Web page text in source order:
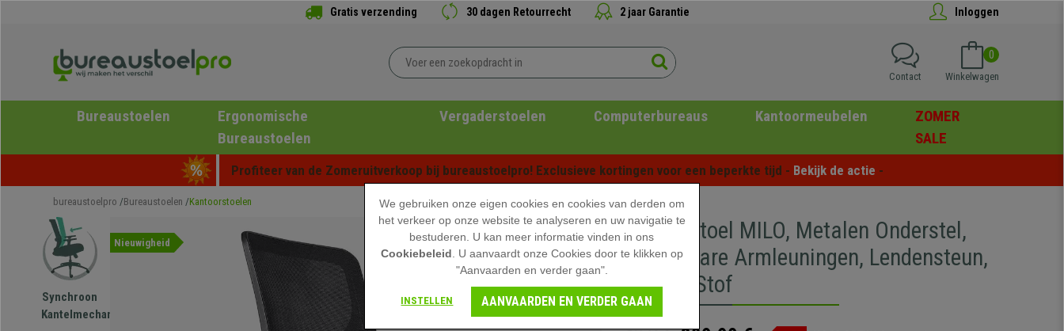
Gratis verzending 30 dagen Retourrecht 2 jaar Garantie Inloggen
0
Winkelwagen
Contact
Bureaustoelen
Ergonomische
Bureaustoelen
Vergaderstoelen Computerbureaus Kantoormeubelen
ZOMER
SALE
Profiteer van de Zomeruitverkoop bij bureaustoelpro! Exclusieve kortingen voor een beperkte tijd - Bekijk de actie -
bureaustoelpro Bureaustoelen Kantoorstoelen
Synchroon
Kantelmechanisme
Nieuwigheid
Bureaustoel MILO, Metalen Onderstel,
Verstelbare Armleuningen, Lendensteun,
Groene Stof
We gebruiken onze eigen cookies en cookies van derden om
het verkeer op onze website te analyseren en uw navigatie te
bestuderen. U kan meer informatie vinden in ons
Cookiebeleid . U aanvaardt onze Cookies door te klikken op
"Aanvaarden en verder gaan".
INSTELLEN AANVAARDEN EN VERDER GAAN